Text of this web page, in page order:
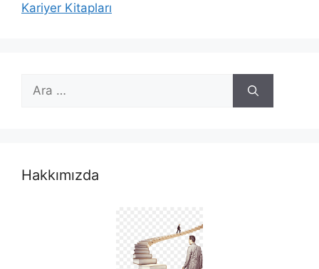
Kariyer Kitapları
için
Hakkımızda